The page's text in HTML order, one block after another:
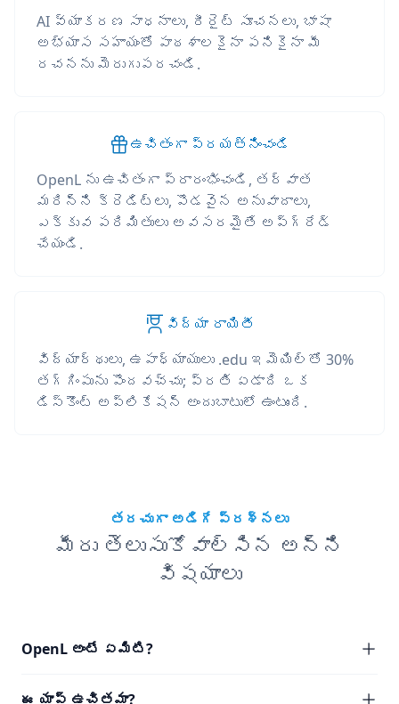
AI వ్యాకరణ సాధనాలు, రీరైట్ సూచనలు, భాషా
అభ్యాస సహాయంతో పాఠశాలకైనా పనికైనా మీ
రచనను మెరుగుపరచండి.
ఉచితంగా ప్రయత్నించండి
OpenL ను ఉచితంగా ప్రారంభించండి, తర్వాత
మరిన్ని క్రెడిట్లు, పొడవైన అనువాదాలు,
ఎక్కువ పరిమితులు అవసరమైతే అప్‌గ్రేడ్
చేయండి.
విద్యా రాయితీ
విద్యార్థులు, ఉపాధ్యాయులు .edu ఇమెయిల్‌తో 30%
తగ్గింపును పొందవచ్చు; ప్రతి ఏడాది ఒక
డిస్కౌంట్ అప్లికేషన్ అందుబాటులో ఉంటుంది.
తరచుగా అడిగే ప్రశ్నలు
మీరు తెలుసుకోవాల్సిన అన్ని
విషయాలు
OpenL అంటే ఏమిటి?
ఈ యాప్ ఉచితమా?